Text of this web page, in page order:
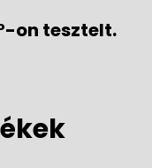
on tesztelt.